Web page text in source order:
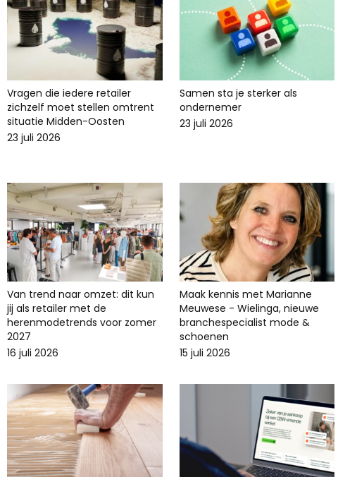
Vragen die iedere retailer
zichzelf moet stellen omtrent
situatie Midden-Oosten
23 juli 2026
Samen sta je sterker als
ondernemer
23 juli 2026
Van trend naar omzet: dit kun
jij als retailer met de
herenmodetrends voor zomer
2027
16 juli 2026
Maak kennis met Marianne
Meuwese - Wielinga, nieuwe
branchespecialist mode &
schoenen
15 juli 2026